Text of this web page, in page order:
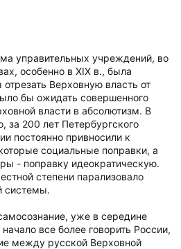
управительных учреждений, во
особенно в XIX в., была
Верховную власть от
бы ожидать совершенного
власти в абсолютизм. В
за 200 лет Петербургского
постоянно привносили к
социальные поправки, а
- поправку идеократическую.
степени парализовало
системы.
уже в середине
все более говорить России,
между русской Верховной